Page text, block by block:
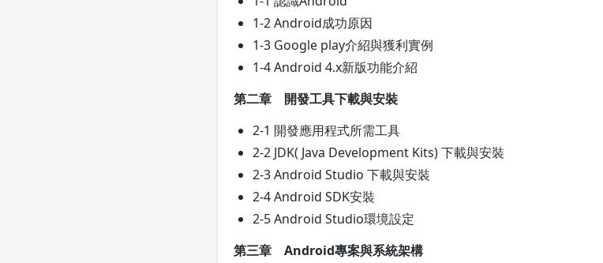
1-2 Android成功原因
1-3 Google play介紹與獲利實例
1-4 Android 4.x新版功能介紹
第二章 開發工具下載與安裝
2-1 開發應用程式所需工具
2-2 JDK( Java Development Kits) 下載與安裝
2-3 Android Studio 下載與安裝
2-4 Android SDK安裝
2-5 Android Studio環境設定
第三章 Android專案與系統架構